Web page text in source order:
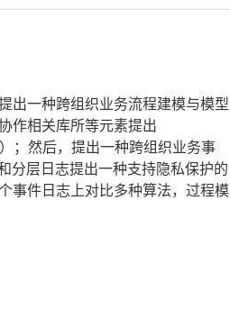
出一种跨组织业务流程建模与模型
作相关库所等元素提出
然后，提出一种跨组织业务事
分层日志提出一种支持隐私保护的
事件日志上对比多种算法，过程模